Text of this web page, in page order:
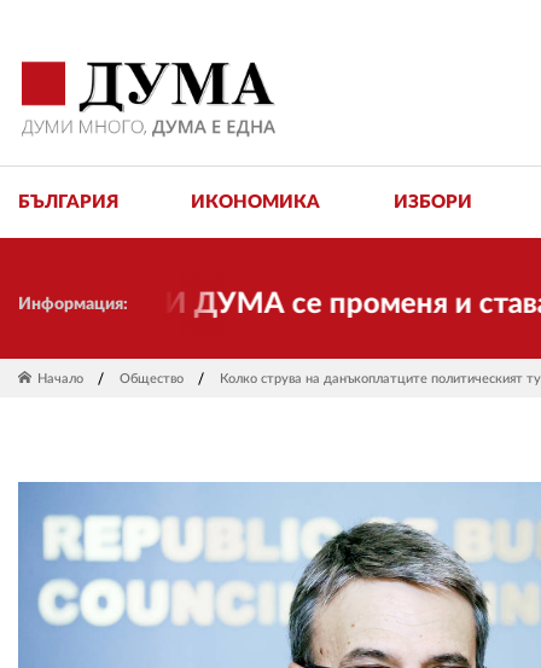
БЪЛГАРИЯ ИКОНОМИКА ИЗБОРИ
Информация:И ДУМА се променя и става
Начало Общество Колко струва на данъкоплатците политическият